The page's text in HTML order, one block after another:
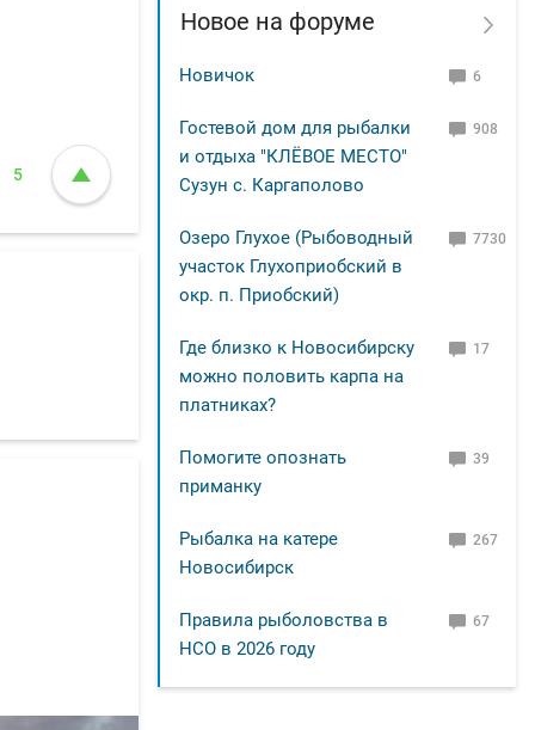
5
Новое на форуме
Новичок 6
Гостевой дом для рыбалки
и отдыха "КЛЁВОЕ МЕСТО"
Сузун с. Каргаполово
908
Озеро Глухое (Рыбоводный
участок Глухоприобский в
окр. п. Приобский)
7730
Где близко к Новосибирску
можно половить карпа на
платниках?
17
Помогите опознать
приманку
39
Рыбалка на катере
Новосибирск
267
Правила рыболовства в
НСО в 2026 году
67